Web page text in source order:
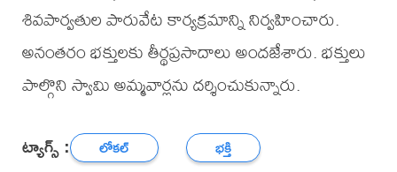
శివపార్వతుల పారువేట కార్యక్రమాన్ని నిర్వహించారు.
అనంతరం భక్తులకు తీర్థప్రసాదాలు అందజేశారు. భక్తులు
పాల్గొని స్వామి అమ్మవార్లను దర్శించుకున్నారు.
ట్యాగ్స్ : లోకల్
భక్తి